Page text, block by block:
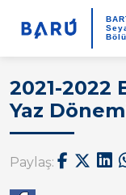
2021-2022
Yaz
Paylaş: